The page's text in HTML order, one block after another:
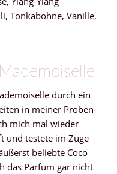
Tonkabohne, Vanille,
durch ein
in meiner Proben-
mich mal wieder
und testete im Zuge
beliebte Coco
das Parfum gar nicht